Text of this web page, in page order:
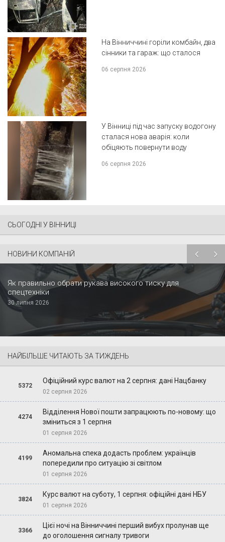
На Вінниччині горіли комбайн, два
сінники та гараж: що сталося
06 серпня 2026
У Вінниці під час запуску водогону
сталася нова аварія: коли
обіцяють повернути воду
06 серпня 2026
СЬОГОДНІ У ВІННИЦІ
НОВИНИ КОМПАНІЙ
Як правильно обрати рукава високого тиску для
спецтехніки
30 липня 2026
НАЙБІЛЬШЕ ЧИТАЮТЬ ЗА ТИЖДЕНЬ
5372
Офіційний курс валют на 2 серпня: дані Нацбанку
02 серпня 2026
4274
Відділення Нової пошти запрацюють по-новому: що
зміниться з 1 серпня
01 серпня 2026
4199
Аномальна спека додасть проблем: українців
попередили про ситуацію зі світлом
01 серпня 2026
3824
Курс валют на суботу, 1 серпня: офіційні дані НБУ
01 серпня 2026
3366
Цієї ночі на Вінниччині перший вибух пролунав ще
до оголошення сигналу тривоги